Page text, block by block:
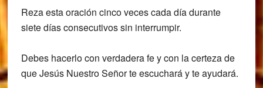
Reza esta oración cinco veces cada día durante
siete días consecutivos sin interrumpir.
Debes hacerlo con verdadera fe y con la certeza de
que Jesús Nuestro Señor te escuchará y te ayudará.